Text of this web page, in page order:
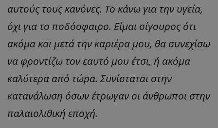
αυτούς τους κανόνες. Το κάνω για την υγεία,
όχι για το ποδόσφαιρο. Είμαι σίγουρος ότι
ακόμα και μετά την καριέρα μου, θα συνεχίσω
να φροντίζω τον εαυτό μου έτσι, ή ακόμα
καλύτερα από τώρα. Συνίσταται στην
κατανάλωση όσων έτρωγαν οι άνθρωποι στην
παλαιολιθική εποχή.